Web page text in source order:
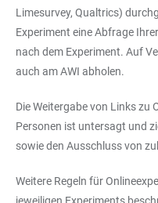
Limesurvey, Qualtrics)
Experiment eine Abfrage
nach dem Experiment. Auf
auch am AWI abholen.
Die Weitergabe von Links zu
Personen ist untersagt und
sowie den Ausschluss von
Weitere Regeln für